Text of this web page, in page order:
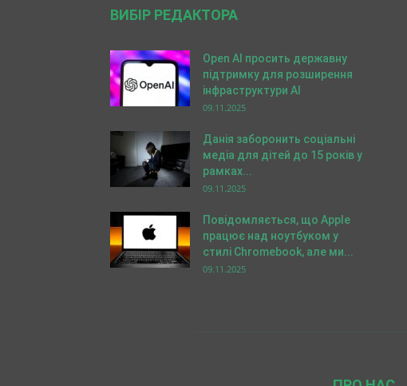
ВИБІР РЕДАКТОРА
Open AI просить державну
підтримку для розширення
інфраструктури AI
09.11.2025
Данія заборонить соціальні
медіа для дітей до 15 років у
рамках...
09.11.2025
Повідомляється, що Apple
працює над ноутбуком у
стилі Chromebook, але ми...
09.11.2025